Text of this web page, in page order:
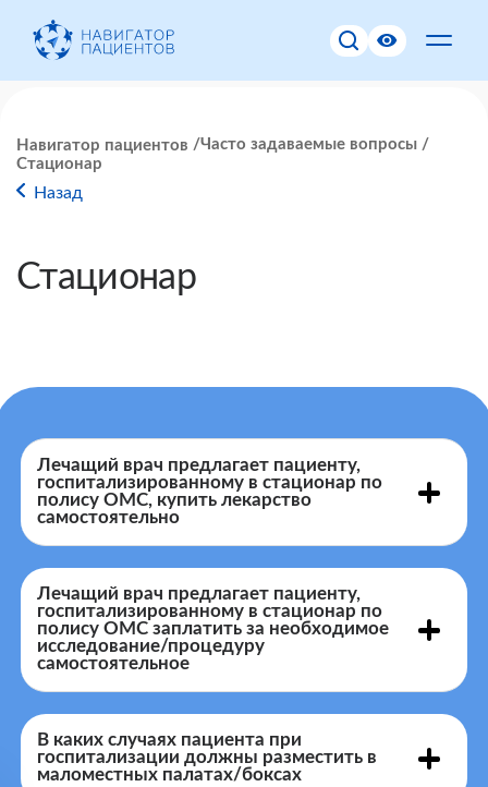
Навигатор пациентов
Часто задаваемые вопросы
Стационар
Назад
Стационар
Лечащий врач предлагает пациенту,
госпитализированному в стационар по
полису ОМС, купить лекарство
самостоятельно
Лечащий врач предлагает пациенту,
госпитализированному в стационар по
полису ОМС заплатить за необходимое
исследование/процедуру
самостоятельное
В каких случаях пациента при
госпитализации должны разместить в
маломестных палатах/боксах